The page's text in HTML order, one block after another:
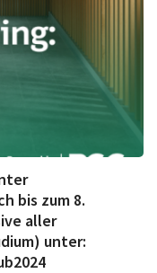
bis zum 8.
aller
unter: